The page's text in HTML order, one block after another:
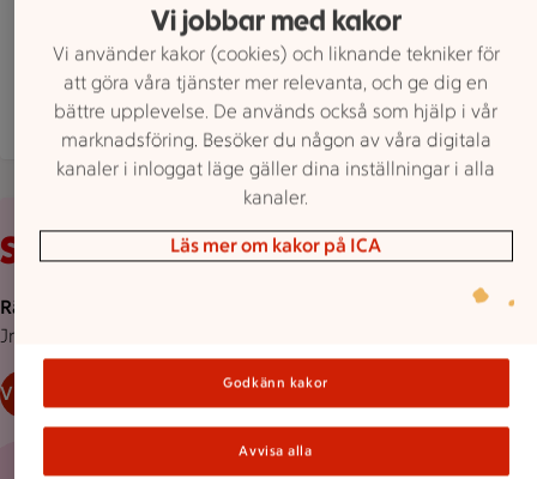
ICA Supermarket Matkassen är öppen nu,
ÖppetStänger 22
Hitta hit 0220 24940 Mejla butiken
Mer butiksinfo
Rosa bakgrund med rosa pond.
Stammispris!
Räkor i lake MSC. ICA. 170 g.
Jmfpris 176:47/kg utan spad.
Visa erbjudande
Vi jobbar med kakor
Vi använder kakor (cookies) och liknande tekniker för
att göra våra tjänster mer relevanta, och ge dig en
bättre upplevelse. De används också som hjälp i vår
marknadsföring. Besöker du någon av våra digitala
kanaler i inloggat läge gäller dina inställningar i alla
kanaler.
Läs mer om kakor på ICA
Godkänn kakor
Avvisa alla